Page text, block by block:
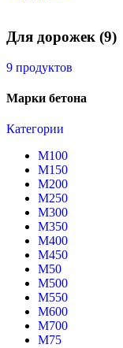
Для дорожек (9)
9 продуктов
Марки бетона
Категории
М100
М150
М200
М250
М300
М350
М400
М450
М50
М500
М550
М600
М700
М75